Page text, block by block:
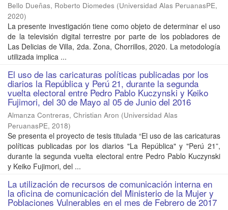
Bello Dueñas, Roberto Diomedes (Universidad Alas PeruanasPE,
2020)
La presente investigación tiene como objeto de determinar el uso
de la televisión digital terrestre por parte de los pobladores de
Las Delicias de Villa, 2da. Zona, Chorrillos, 2020. La metodología
utilizada implica ...
El uso de las caricaturas políticas publicadas por los
diarios la República y Perú 21, durante la segunda
vuelta electoral entre Pedro Pablo Kuczynski y Keiko
Fujimori, del 30 de Mayo al 05 de Junio del 2016
Almanza Contreras, Christian Aron (Universidad Alas
PeruanasPE, 2018)
Se presenta el proyecto de tesis titulada “El uso de las caricaturas
políticas publicadas por los diarios "La República" y "Perú 21”,
durante la segunda vuelta electoral entre Pedro Pablo Kuczynski
y Keiko Fujimori, del ...
La utilización de recursos de comunicación interna en
la oficina de comunicación del Ministerio de la Mujer y
Poblaciones Vulnerables en el mes de Febrero de 2017